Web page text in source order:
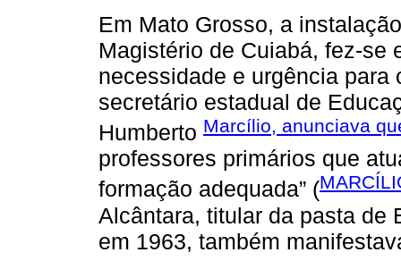
Em Mato Grosso, a
Magistério de Cuiabá, fez-se
necessidade e urgência para
secretário estadual de
Humberto Marcílio, anunciava
professores primários que
formação adequada” (
Alcântara, titular da pasta de
em 1963, também